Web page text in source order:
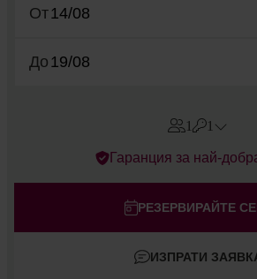
От
До
1 1
Errors?
Деца
Гаранция за най-
РЕЗЕРВИРАЙТЕ
ИЗПРАТИ